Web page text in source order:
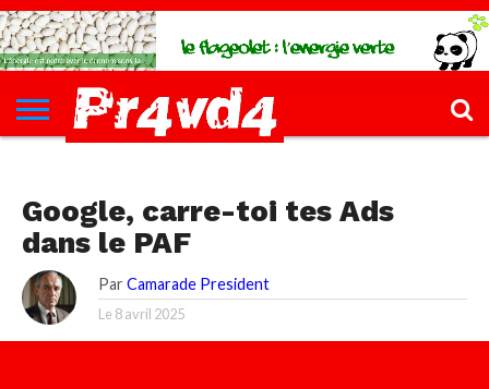
L’INFØ
PØLITIQUE
ECONØMIE
КULTURE
SANTÉ
FILLETTE
FORMATIONS
CONTACT
Google, carre-toi tes Ads
dans le PAF
Par Camarade President
Le 8 avril 2025